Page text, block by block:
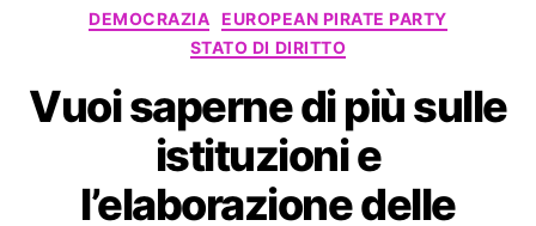
Categorie
DEMOCRAZIA EUROPEAN PIRATE PARTY
STATO DI DIRITTO
Vuoi saperne di più sulle
istituzioni e
l’elaborazione delle